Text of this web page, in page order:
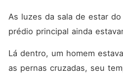
As luzes da sala de estar
prédio principal ainda
Lá dentro, um homem
as pernas cruzadas, seu